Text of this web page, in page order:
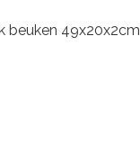
beuken 49x20x2cm